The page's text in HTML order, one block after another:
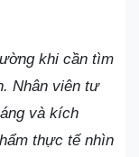
khi cần tìm
Nhân viên tư
và kích
thực tế nhìn